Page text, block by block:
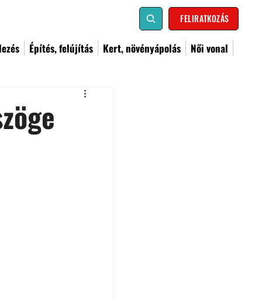
FELIRATKOZÁS
Építés, felújítás Kert, növényápolás Női vonal